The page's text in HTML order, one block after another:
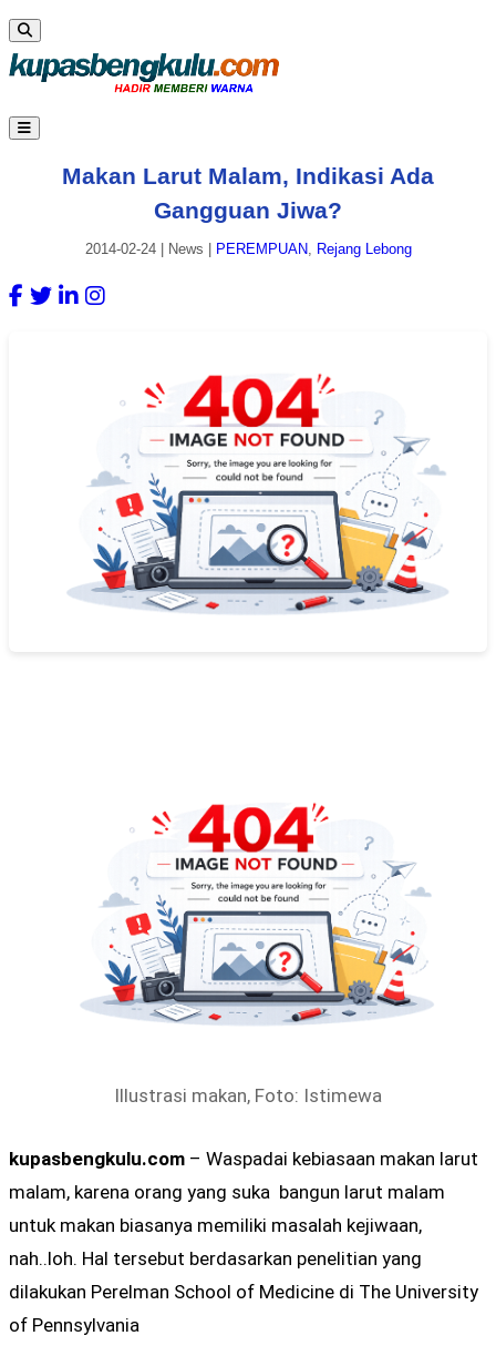
Makan Larut Malam, Indikasi Ada
Gangguan Jiwa?
2014-02-24| News PEREMPUAN, Rejang Lebong
Illustrasi makan, Foto: Istimewa
kupasbengkulu.com – Waspadai kebiasaan makan larut
malam, karena orang yang suka bangun larut malam
untuk makan biasanya memiliki masalah kejiwaan,
nah..loh. Hal tersebut berdasarkan penelitian yang
dilakukan Perelman School of Medicine di The University
of Pennsylvania